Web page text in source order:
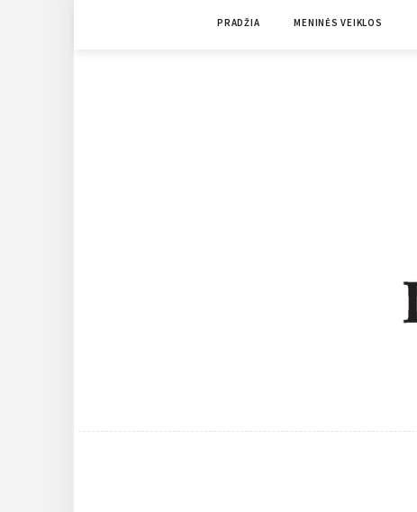
PRADŽIA MENINĖS VEIKLOS